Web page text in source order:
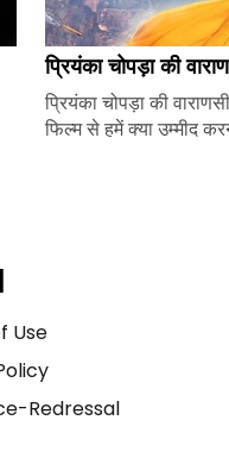
प्रियंका चोपड़ा की
प्रियंका चोपड़ा की
फिल्म से हमें क्या उम्मीद
Use
Redressal